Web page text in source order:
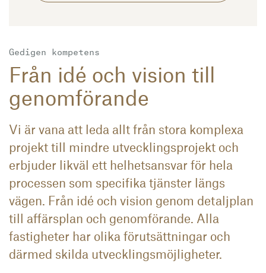
Gedigen kompetens
Från idé och vision till
genomförande
Vi är vana att leda allt från stora komplexa
projekt till mindre utvecklingsprojekt och
erbjuder likväl ett helhetsansvar för hela
processen som specifika tjänster längs
vägen. Från idé och vision genom detaljplan
till affärsplan och genomförande. Alla
fastigheter har olika förutsättningar och
därmed skilda utvecklingsmöjligheter.